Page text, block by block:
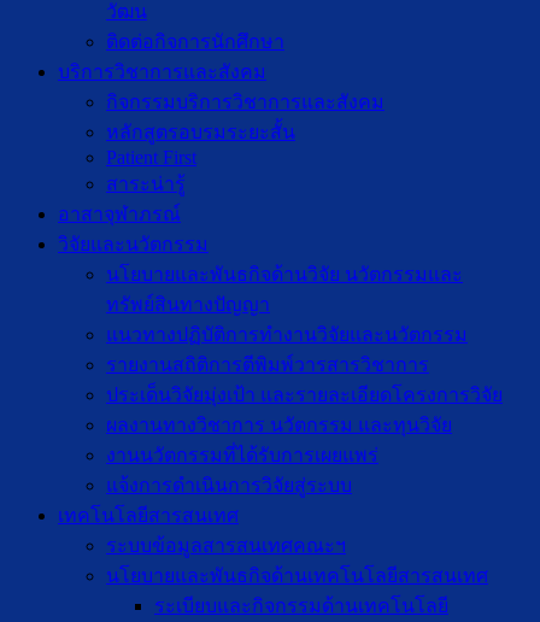
วัฒน
ติดต่อกิจการนักศึกษา
บริการวิชาการและสังคม
กิจกรรมบริการวิชาการและสังคม
หลักสูตรอบรมระยะสั้น
Patient First
สาระน่ารู้
อาสาจุฬาภรณ์
วิจัยและนวัตกรรม
นโยบายและพันธกิจด้านวิจัย นวัตกรรมและ
ทรัพย์สินทางปัญญา
แนวทางปฏิบัติการทำงานวิจัยและนวัตกรรม
รายงานสถิติการตีพิมพ์วารสารวิชาการ
ประเด็นวิจัยมุ่งเป้า และรายละเอียดโครงการวิจัย
ผลงานทางวิชาการ นวัตกรรม และทุนวิจัย
งานนวัตกรรมที่ได้รับการเผยแพร่
แจ้งการดำเนินการวิจัยสู่ระบบ
เทคโนโลยีสารสนเทศ
ระบบข้อมูลสารสนเทศคณะฯ
นโยบายและพันธกิจด้านเทคโนโลยีสารสนเทศ
ระเบียบและกิจกรรมด้านเทคโนโลยี